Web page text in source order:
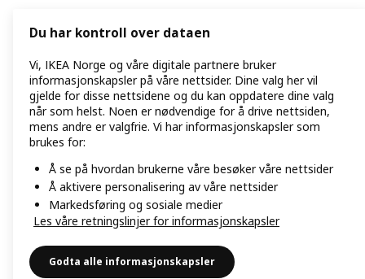
Du har kontroll over dataen
Vi, IKEA Norge og våre digitale partnere bruker
informasjonskapsler på våre nettsider. Dine valg her vil
gjelde for disse nettsidene og du kan oppdatere dine valg
når som helst. Noen er nødvendige for å drive nettsiden,
mens andre er valgfrie. Vi har informasjonskapsler som
brukes for:
Å se på hvordan brukerne våre besøker våre nettsider
Å aktivere personalisering av våre nettsider
Markedsføring og sosiale medier
Les våre retningslinjer for informasjonskapsler
Godta alle informasjonskapsler